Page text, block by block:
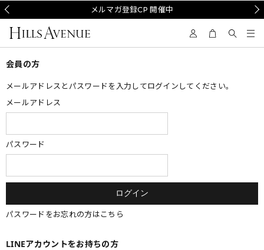
メルマガ登録CP 開催中
会員の方
メールアドレスとパスワードを入力してログインしてください。
メールアドレス
パスワード
パスワードをお忘れの方はこちら
LINEアカウントをお持ちの方